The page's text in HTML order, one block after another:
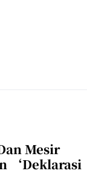
Mesir
‘Deklarasi